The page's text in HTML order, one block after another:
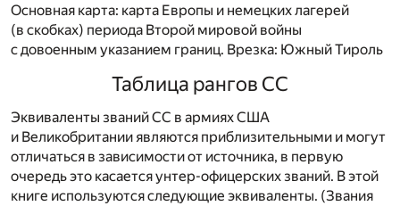
Основная карта: карта Европы и немецких лагерей
(в скобках) периода Второй мировой войны
с довоенным указанием границ. Врезка: Южный Тироль
Таблица рангов СС
Эквиваленты званий СС в армиях США
и Великобритании являются приблизительными и могут
отличаться в зависимости от источника, в первую
очередь это касается унтер-офицерских званий. В этой
книге используются следующие эквиваленты. (Звания